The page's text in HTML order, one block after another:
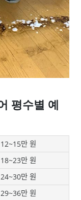
평수별 예
12~15만 원
18~23만 원
24~30만 원
29~36만 원